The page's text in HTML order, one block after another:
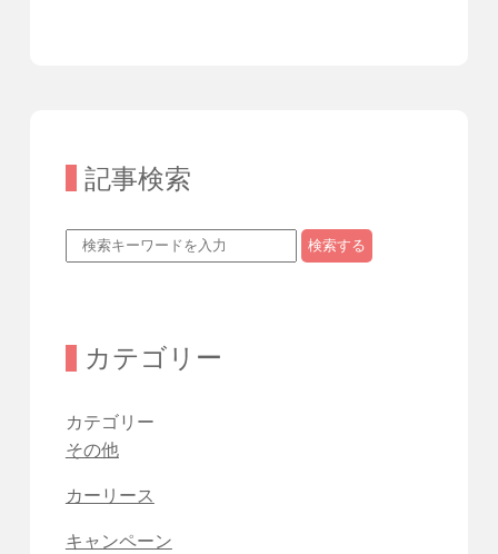
記事検索
検索する
カテゴリー
カテゴリー
その他
カーリース
キャンペーン